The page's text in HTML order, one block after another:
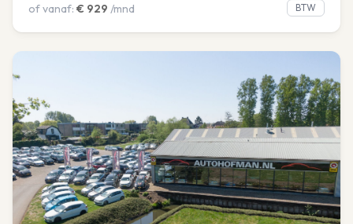
of vanaf: € 929 /mnd BTW